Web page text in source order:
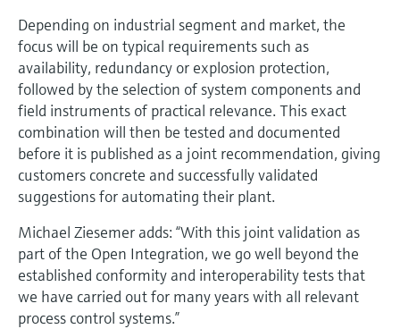
Depending on industrial segment and market, the
focus will be on typical requirements such as
availability, redundancy or explosion protection,
followed by the selection of system components and
field instruments of practical relevance. This exact
combination will then be tested and documented
before it is published as a joint recommendation, giving
customers concrete and successfully validated
suggestions for automating their plant.
Michael Ziesemer adds: “With this joint validation as
part of the Open Integration, we go well beyond the
established conformity and interoperability tests that
we have carried out for many years with all relevant
process control systems.”